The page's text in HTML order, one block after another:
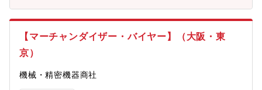
平面図・立体図の作成、プレゼン資料の作成・基本設計、施工業
プロモーションごとのディスプレイデザイン・什器やPOPを含め
たディスプレイの企画提案・図面・パース・見本の作成 など
ナー：10名・ビジュアルディスプレイデザイナー：3名・スーパー
【マーチャンダイザー・バイヤー】（大阪・東
京）
機械・精密機器商社